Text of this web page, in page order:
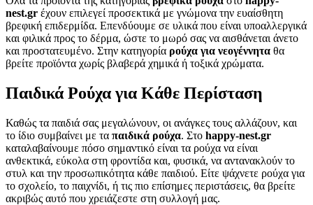
nest.gr έχουν επιλεγεί προσεκτικά με γνώμονα την ευαίσθητη
βρεφική επιδερμίδα. Επενδύουμε σε υλικά που είναι υποαλλεργικά
και φιλικά προς το δέρμα, ώστε το μωρό σας να αισθάνεται άνετο
και προστατευμένο. Στην κατηγορία ρούχα για νεογέννητα θα
βρείτε προϊόντα χωρίς βλαβερά χημικά ή τοξικά χρώματα.
Παιδικά Ρούχα για Κάθε Περίσταση
Καθώς τα παιδιά σας μεγαλώνουν, οι ανάγκες τους αλλάζουν, και
το ίδιο συμβαίνει με τα παιδικά ρούχα. Στο happy-nest.gr
καταλαβαίνουμε πόσο σημαντικό είναι τα ρούχα να είναι
ανθεκτικά, εύκολα στη φροντίδα και, φυσικά, να αντανακλούν το
στυλ και την προσωπικότητα κάθε παιδιού. Είτε ψάχνετε ρούχα για
το σχολείο, το παιχνίδι, ή τις πιο επίσημες περιστάσεις, θα βρείτε
ακριβώς αυτό που χρειάζεστε στη συλλογή μας.